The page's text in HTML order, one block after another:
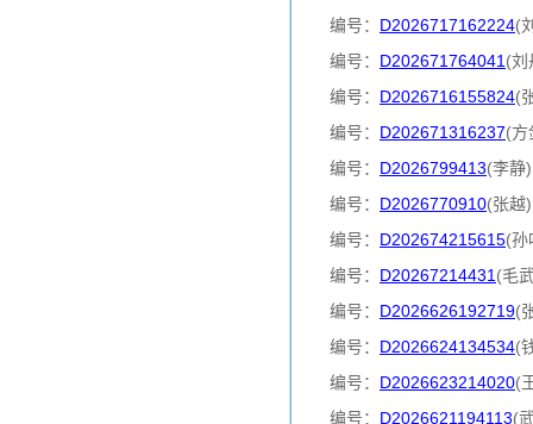
编号： D2026717162224(
编号： D202671764041 (
编号： D2026716155824(
编号： D202671316237(
编号： D2026799413(李
编号： D2026770910(张
编号： D202674215615(
编号： D20267214431 (毛
编号： D2026626192719(
编号： D2026624134534(
编号： D2026623214020(
编号： D2026621194113(